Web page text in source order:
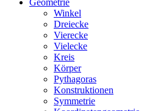
Geometrie
Winkel
Dreiecke
Vierecke
Vielecke
Kreis
Körper
Pythagoras
Konstruktionen
Symmetrie